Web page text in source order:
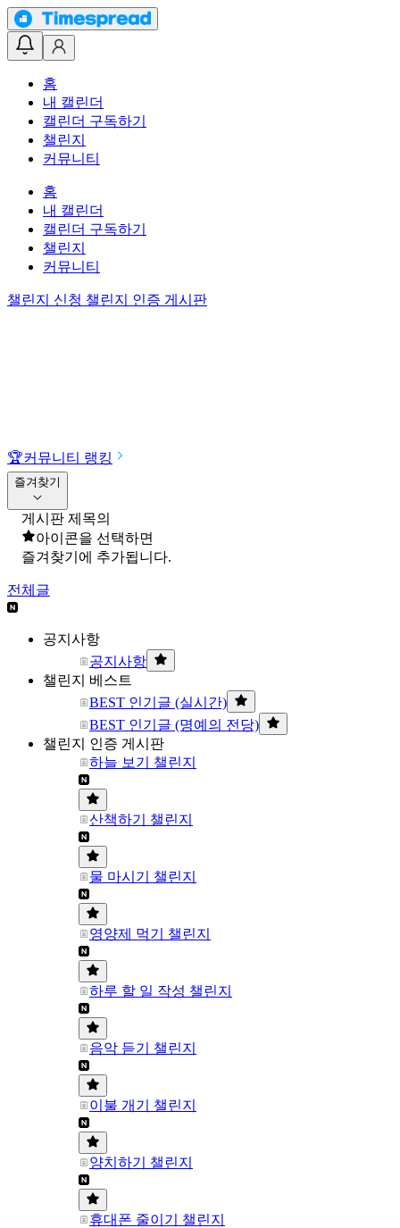
홈
내 캘린더
캘린더 구독하기
챌린지
커뮤니티
홈
내 캘린더
캘린더 구독하기
챌린지
커뮤니티
챌린지 신청 챌린지 인증 게시판
🏆커뮤니티 랭킹
즐겨찾기
게시판 제목의
아이콘을 선택하면
즐겨찾기에 추가됩니다.
전체글
공지사항
공지사항
챌린지 베스트
BEST 인기글 (실시간)
BEST 인기글 (명예의 전당)
챌린지 인증 게시판
하늘 보기 챌린지
산책하기 챌린지
물 마시기 챌린지
영양제 먹기 챌린지
하루 할 일 작성 챌린지
음악 듣기 챌린지
이불 개기 챌린지
양치하기 챌린지
휴대폰 줄이기 챌린지